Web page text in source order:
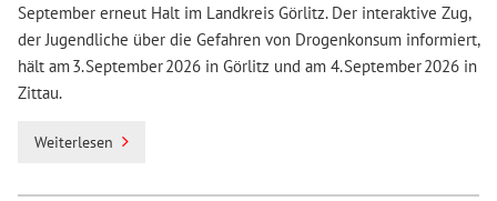
September erneut Halt im Landkreis Görlitz. Der interaktive Zug,
der Jugendliche über die Gefahren von Drogenkonsum informiert,
hält am 3. September 2026 in Görlitz und am 4. September 2026 in
Zittau.
Weiterlesen